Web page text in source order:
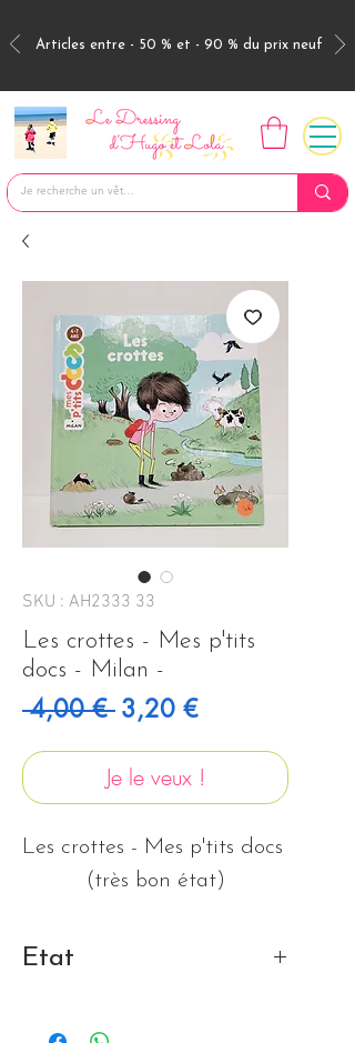
Articles entre - 50 % et - 90 % du prix neuf
SKU : AH2333 33
Les crottes - Mes p'tits
docs - Milan -
4,00 € Prix original
3,20 €Prix
Je le veux !
Les crottes - Mes p'tits docs
(très bon état)
Etat